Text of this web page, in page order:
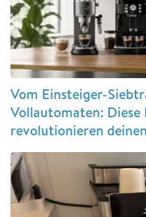
Vom Einsteiger-
Vollautomaten: Diese
revolutionieren